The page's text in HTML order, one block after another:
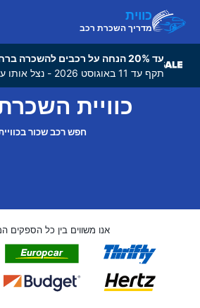
כווית
מדריך השכרת רכב
עד 20% הנחה על רכבים להשכרה ברחבי העולם
תקף עד 11 באוגוסט 2026 - נצל אותו עוד היום!
כוויית
חפש רכב שכור
אנו משווים בין כל הספקים